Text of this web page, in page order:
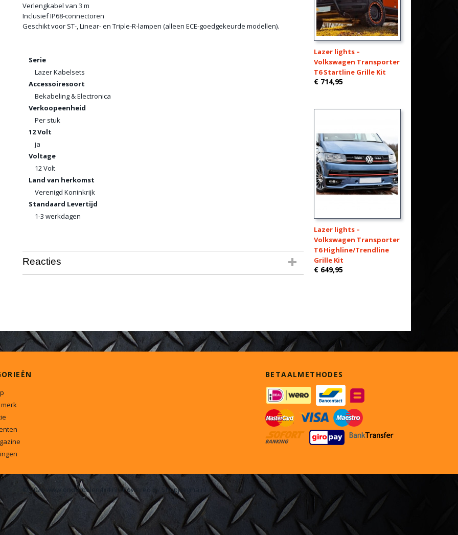
Verlengkabel van 3 m
Inclusief IP68-connectoren
Geschikt voor ST-, Linear- en Triple-R-lampen (alleen ECE-goedgekeurde modellen).
Serie
Lazer Kabelsets
Accessoiresoort
Bekabeling & Electronica
Verkoopeenheid
Per stuk
12 Volt
ja
Voltage
12 Volt
Land van herkomst
Verenigd Koninkrijk
Standaard Levertijd
1-3 werkdagen
Reacties
Lazer lights –
Volkswagen Transporter
T6 Startline Grille Kit
€ 714,95
Lazer lights –
Volkswagen Transporter
T6 Highline/Trendline
Grille Kit
€ 649,95
BETAALMETHODES
© 2026 www.onderdelen4x4.nl - Powered by Shoppagina.nl